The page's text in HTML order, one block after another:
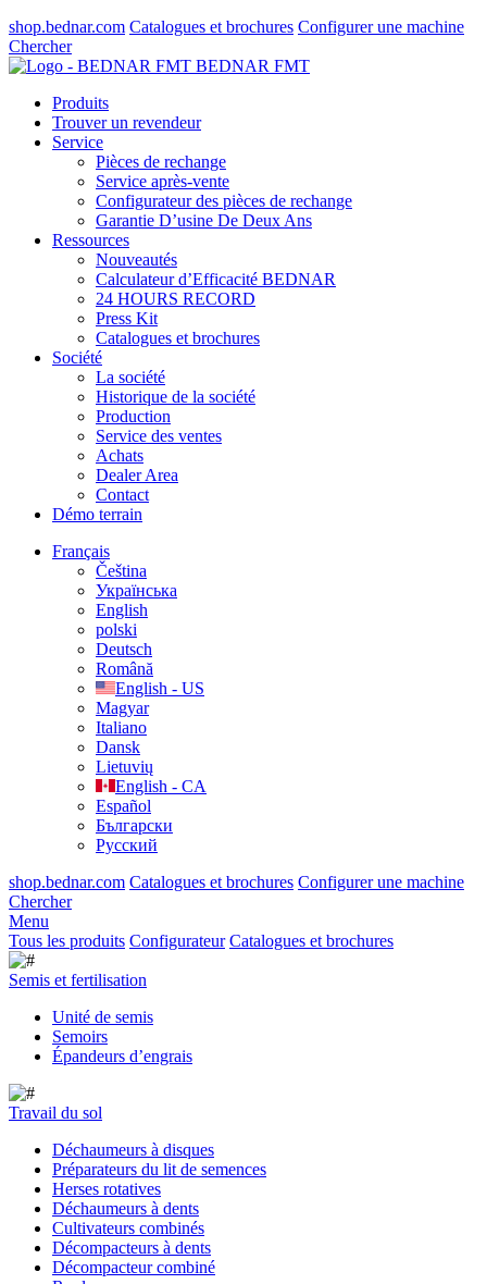
shop.bednar.com Catalogues et brochures Configurer une machine
Chercher
BEDNAR FMT
Produits
Trouver un revendeur
Service
Pièces de rechange
Service après-vente
Configurateur des pièces de rechange
Garantie D’usine De Deux Ans
Ressources
Nouveautés
Calculateur d’Efficacité BEDNAR
24 HOURS RECORD
Press Kit
Catalogues et brochures
Société
La société
Historique de la société
Production
Service des ventes
Achats
Dealer Area
Contact
Démo terrain
Français
Čeština
Українська
English
polski
Deutsch
Română
English - US
Magyar
Italiano
Dansk
Lietuvių
English - CA
Español
Български
Русский
shop.bednar.com Catalogues et brochures Configurer une machine
Chercher
Menu
Tous les produits Configurateur Catalogues et brochures
Semis et fertilisation
Unité de semis
Semoirs
Épandeurs d’engrais
Travail du sol
Déchaumeurs à disques
Préparateurs du lit de semences
Herses rotatives
Déchaumeurs à dents
Cultivateurs combinés
Décompacteurs à dents
Décompacteur combiné